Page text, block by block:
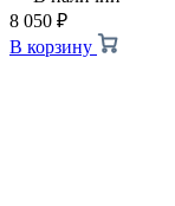
8 050 ₽
В корзину